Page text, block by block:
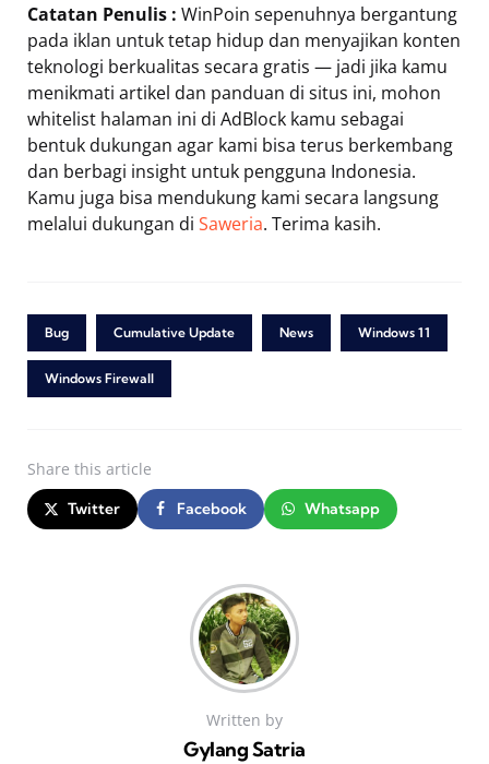
Catatan Penulis : WinPoin sepenuhnya bergantung
pada iklan untuk tetap hidup dan menyajikan konten
teknologi berkualitas secara gratis — jadi jika kamu
menikmati artikel dan panduan di situs ini, mohon
whitelist halaman ini di AdBlock kamu sebagai
bentuk dukungan agar kami bisa terus berkembang
dan berbagi insight untuk pengguna Indonesia.
Kamu juga bisa mendukung kami secara langsung
melalui dukungan di Saweria. Terima kasih.
Bug Cumulative Update News Windows 11
Windows Firewall
Share this article
Twitter Facebook Whatsapp
Written by
Gylang Satria